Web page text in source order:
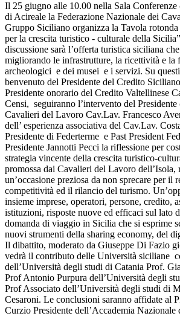
Il 25 giugno alle 10.00 nella Sala
di Acireale la Federazione Nazionale dei
Gruppo Siciliano organizza la Tavola rotonda
per la crescita turistico - culturale della
discussione sarà l’offerta turistica siciliana
migliorando le infrastrutture, la ricettività e la
archeologici e dei musei e i servizi. Su
benvenuto del Presidente del Credito
Presidente onorario del Credito Valtellinese
Censi, seguiranno l’intervento del
Cavalieri del Lavoro Cav.Lav. Francesco
dell’ esperienza associativa del Cav.Lav.
Presidente di Federterme e Past President
Presidente Jannotti Pecci la riflessione per
strategia vincente della crescita turistico-
promossa dai Cavalieri del Lavoro dell’Isola,
un’occasione preziosa da non sprecare per il
competitività ed il rilancio del turismo.
insieme imprese, operatori, persone, credito,
istituzioni, risposte nuove ed efficaci sul lato
domanda di viaggio in Sicilia che si esprime
nuovi strumenti della sharing economy, del
Il dibattito, moderato da Giuseppe Di Fazio
vedrà il contributo delle Università siciliane
dell’Università degli studi di Catania Prof.
Prof Antonio Purpura dell’Università degli
Prof Associato dell’Università degli studi di
Cesaroni. Le conclusioni saranno affidate al
Curzio Presidente dell’Accademia Nazionale